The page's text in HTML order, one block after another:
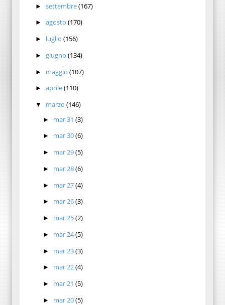
► settembre(167)
► agosto (170)
► luglio (156)
► giugno (134)
► maggio (107)
► aprile(110)
▼ marzo (146)
► mar 31(3)
► mar 30(6)
► mar 29(5)
► mar 28(6)
► mar 27(4)
► mar 26(3)
► mar 25(2)
► mar 24(5)
► mar 23(3)
► mar 22(4)
► mar 21(5)
► mar 20(5)